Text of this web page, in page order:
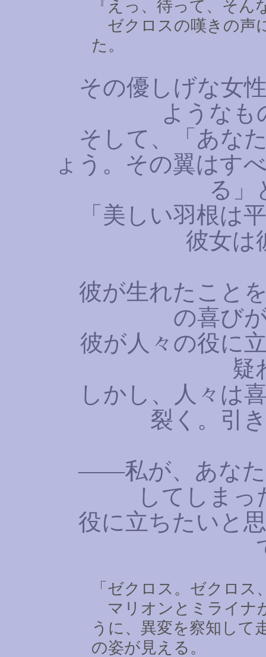
『えっ、待って、そん
ゼクロスの嘆きの声
た。
その優しげな女
ようなも
そして、「あな
ょう。その翼はす
る」
「美しい羽根は
彼女は
彼が生れたこと
の喜び
彼が人々の役に
疑
しかし、人々は
裂く。引
――私が、あなた
してしま
役に立ちたいと
「ゼクロス。ゼクロス
マリオンとミライナ
うに、異変を察知して
の姿が見える。